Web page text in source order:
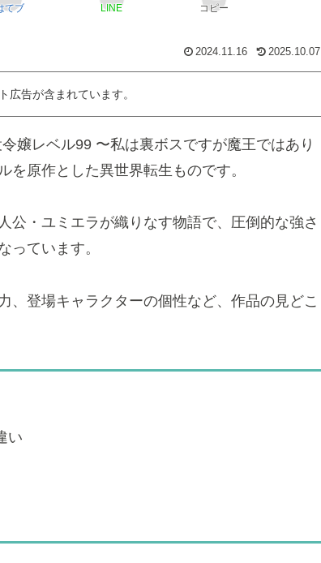
てブ LINE コピー
2024.11.16 2025.10.07
広告が含まれています。
嬢レベル99 〜私は裏ボスですが魔王ではあり
を原作とした異世界転生ものです。
公・ユミエラが織りなす物語で、圧倒的な強さ
っています。
、登場キャラクターの個性など、作品の見どこ
い